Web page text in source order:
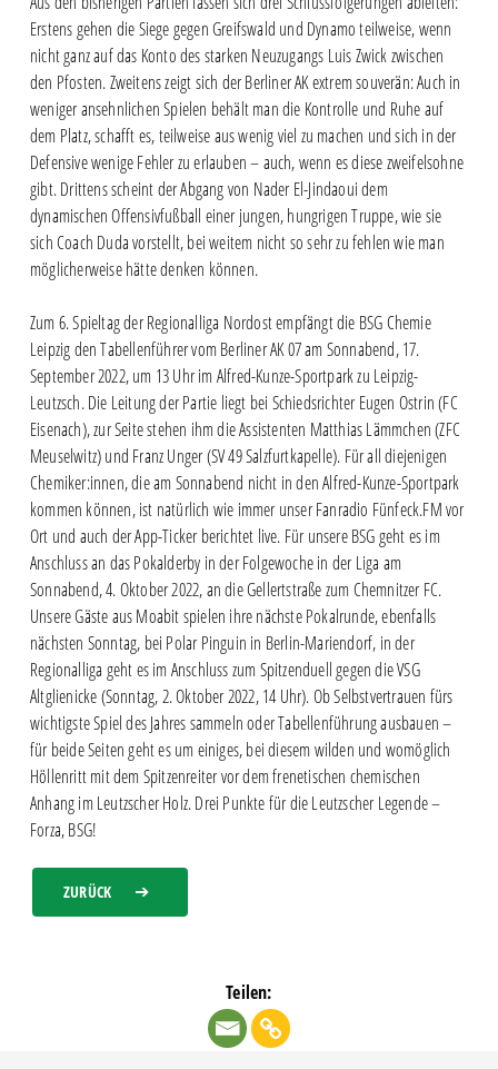
Erstens gehen die Siege gegen Greifswald und Dynamo teilweise, wenn
nicht ganz auf das Konto des starken Neuzugangs Luis Zwick zwischen
den Pfosten. Zweitens zeigt sich der Berliner AK extrem souverän: Auch in
weniger ansehnlichen Spielen behält man die Kontrolle und Ruhe auf
dem Platz, schafft es, teilweise aus wenig viel zu machen und sich in der
Defensive wenige Fehler zu erlauben – auch, wenn es diese zweifelsohne
gibt. Drittens scheint der Abgang von Nader El-Jindaoui dem
dynamischen Offensivfußball einer jungen, hungrigen Truppe, wie sie
sich Coach Duda vorstellt, bei weitem nicht so sehr zu fehlen wie man
möglicherweise hätte denken können.
Zum 6. Spieltag der Regionalliga Nordost empfängt die BSG Chemie
Leipzig den Tabellenführer vom Berliner AK 07 am Sonnabend, 17.
September 2022, um 13 Uhr im Alfred-Kunze-Sportpark zu Leipzig-
Leutzsch. Die Leitung der Partie liegt bei Schiedsrichter Eugen Ostrin (FC
Eisenach), zur Seite stehen ihm die Assistenten Matthias Lämmchen (ZFC
Meuselwitz) und Franz Unger (SV 49 Salzfurtkapelle). Für all diejenigen
Chemiker:innen, die am Sonnabend nicht in den Alfred-Kunze-Sportpark
kommen können, ist natürlich wie immer unser Fanradio Fünfeck.FM vor
Ort und auch der App-Ticker berichtet live. Für unsere BSG geht es im
Anschluss an das Pokalderby in der Folgewoche in der Liga am
Sonnabend, 4. Oktober 2022, an die Gellertstraße zum Chemnitzer FC.
Unsere Gäste aus Moabit spielen ihre nächste Pokalrunde, ebenfalls
nächsten Sonntag, bei Polar Pinguin in Berlin-Mariendorf, in der
Regionalliga geht es im Anschluss zum Spitzenduell gegen die VSG
Altglienicke (Sonntag, 2. Oktober 2022, 14 Uhr). Ob Selbstvertrauen fürs
wichtigste Spiel des Jahres sammeln oder Tabellenführung ausbauen –
für beide Seiten geht es um einiges, bei diesem wilden und womöglich
Höllenritt mit dem Spitzenreiter vor dem frenetischen chemischen
Anhang im Leutzscher Holz. Drei Punkte für die Leutzscher Legende –
Forza, BSG!
ZURÜCK
Teilen: